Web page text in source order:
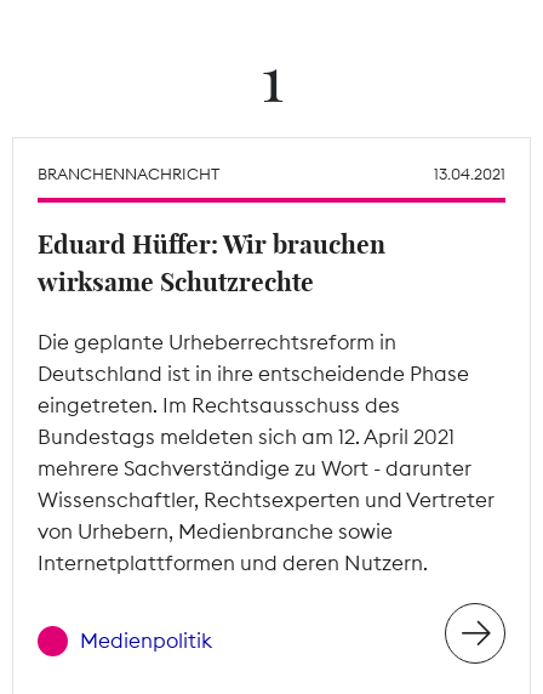
Mitgliederbereich
1
BRANCHENNACHRICHT 13.04.2021
Eduard Hüffer: Wir brauchen
wirksame Schutzrechte
Die geplante Urheberrechtsreform in
Deutschland ist in ihre entscheidende Phase
eingetreten. Im Rechtsausschuss des
Bundestags meldeten sich am 12. April 2021
mehrere Sachverständige zu Wort - darunter
Wissenschaftler, Rechtsexperten und Vertreter
von Urhebern, Medienbranche sowie
Internetplattformen und deren Nutzern.
Medienpolitik